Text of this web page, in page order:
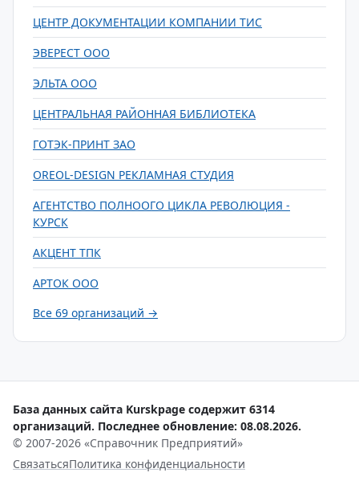
ЦЕНТР ДОКУМЕНТАЦИИ КОМПАНИИ ТИС
ЭВЕРЕСТ ООО
ЭЛЬТА ООО
ЦЕНТРАЛЬНАЯ РАЙОННАЯ БИБЛИОТЕКА
ГОТЭК-ПРИНТ ЗАО
OREOL-DESIGN РЕКЛАМНАЯ СТУДИЯ
АГЕНТСТВО ПОЛНООГО ЦИКЛА РЕВОЛЮЦИЯ -
КУРСК
АКЦЕНТ ТПК
АРТОК ООО
Все 69 организаций →
База данных сайта Kurskpage содержит 6314
организаций. Последнее обновление: 08.08.2026.
© 2007-2026 «Справочник Предприятий»
СвязатьсяПолитика конфиденциальности